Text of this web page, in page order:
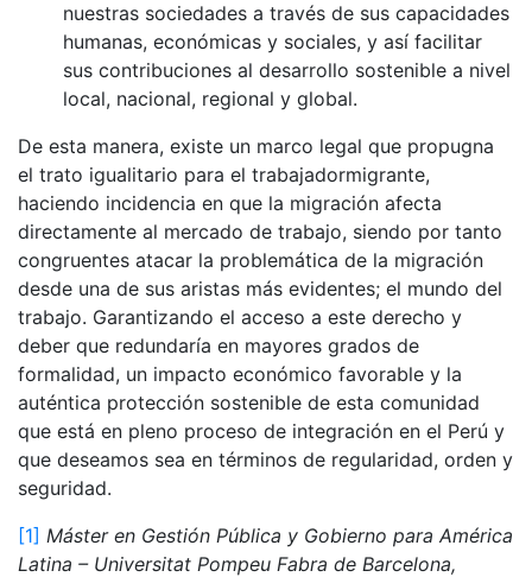
nuestras sociedades a través de sus capacidades
humanas, económicas y sociales, y así facilitar
sus contribuciones al desarrollo sostenible a nivel
local, nacional, regional y global.
De esta manera, existe un marco legal que propugna
el trato igualitario para el trabajadormigrante,
haciendo incidencia en que la migración afecta
directamente al mercado de trabajo, siendo por tanto
congruentes atacar la problemática de la migración
desde una de sus aristas más evidentes; el mundo del
trabajo. Garantizando el acceso a este derecho y
deber que redundaría en mayores grados de
formalidad, un impacto económico favorable y la
auténtica protección sostenible de esta comunidad
que está en pleno proceso de integración en el Perú y
que deseamos sea en términos de regularidad, orden y
seguridad.
[1] Máster en Gestión Pública y Gobierno para América
Latina – Universitat Pompeu Fabra de Barcelona,